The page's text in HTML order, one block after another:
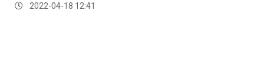
2022-04-18 12:41